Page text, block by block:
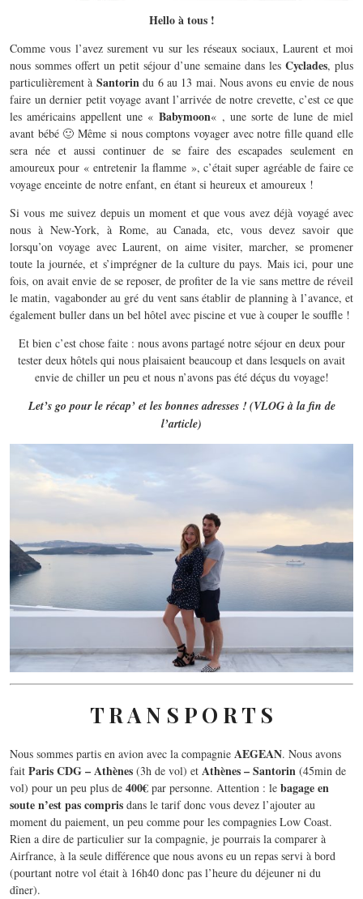
Hello à tous !
Comme vous l’avez surement vu sur les réseaux sociaux, Laurent et moi
nous sommes offert un petit séjour d’une semaine dans lesCyclades, plus
particulièrement à Santorindu 6 au 13 mai. Nous avons eu envie de nous
faire un dernier petit voyage avant l’arrivée de notre crevette, c’est ce que
les américains appellent une « Babymoon« , une sorte de lune de miel
avant bébé 🙂 Même si nous comptons voyager avec notre fille quand elle
sera née et aussi continuer de se faire des escapades seulement en
amoureux pour « entretenir la flamme », c’était super agréable de faire ce
voyage enceinte de notre enfant, en étant si heureux et amoureux !
Si vous me suivez depuis un moment et que vous avez déjà voyagé avec
nous à New-York, à Rome, au Canada, etc, vous devez savoir que
lorsqu’on voyage avec Laurent, on aime visiter, marcher, se promener
toute la journée, et s’imprégner de la culture du pays. Mais ici, pour une
fois, on avait envie de se reposer, de profiter de la vie sans mettre de réveil
le matin, vagabonder au gré du vent sans établir de planning à l’avance, et
également buller dans un bel hôtel avec piscine et vue à couper le souffle !
Et bien c’est chose faite : nous avons partagé notre séjour en deux pour
tester deux hôtels qui nous plaisaient beaucoup et dans lesquels on avait
envie de chiller un peu et nous n’avons pas été déçus du voyage!
Let’s go pour le récap’ et les bonnes adresses ! (VLOG à la fin de
l’article)
T R A N S P O R T S
Nous sommes partis en avion avec la compagnie AEGEAN. Nous avons
fait Paris CDG – Athènes (3h de vol) et Athènes – Santorin (45min de
vol) pour un peu plus de 400€ par personne. Attention : le bagage en
soute n’est pas compris dans le tarif donc vous devez l’ajouter au
moment du paiement, un peu comme pour les compagnies Low Coast.
Rien a dire de particulier sur la compagnie, je pourrais la comparer à
Airfrance, à la seule différence que nous avons eu un repas servi à bord
(pourtant notre vol était à 16h40 donc pas l’heure du déjeuner ni du
dîner).